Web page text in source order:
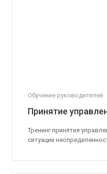
Обучение руководителей
Принятие
Тренинг принятия
ситуации